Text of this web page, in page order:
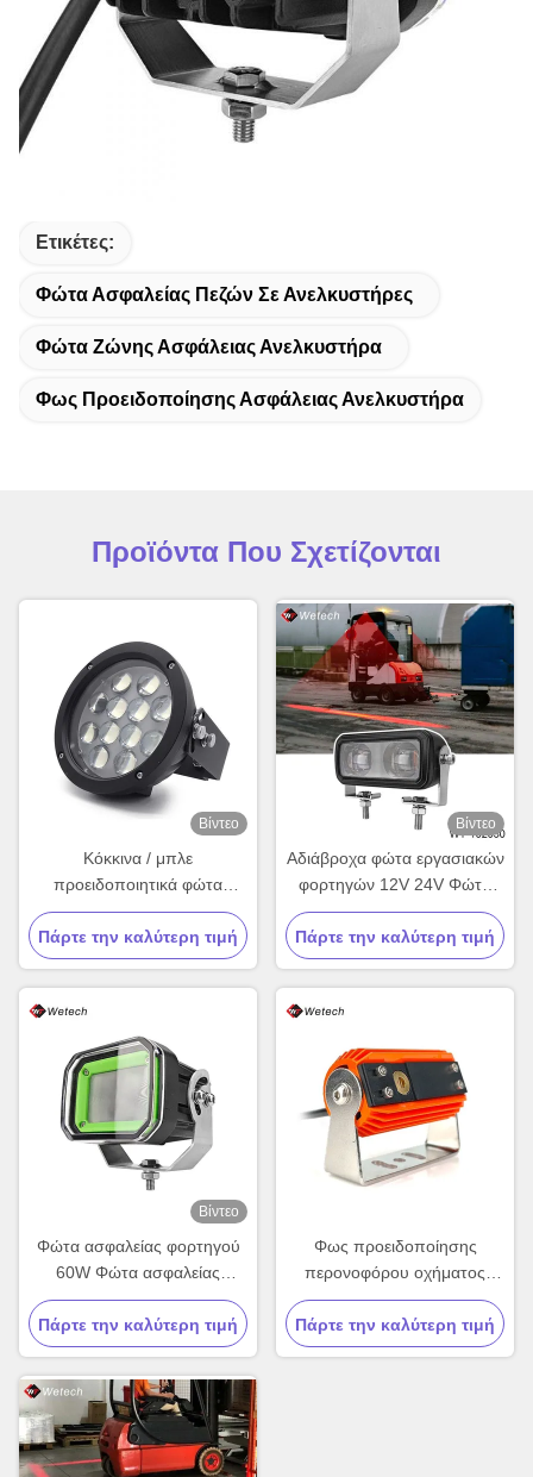
Ετικέτες:
Φώτα Ασφαλείας Πεζών Σε Ανελκυστήρες
Φώτα Ζώνης Ασφάλειας Ανελκυστήρα
Φως Προειδοποίησης Ασφάλειας Ανελκυστήρα
Προϊόντα Που Σχετίζονται
Βίντεο
Κόκκινα / μπλε
προειδοποιητικά φώτα
γερανού
Πάρτε την καλύτερη τιμή
Βίντεο
Αδιάβροχα φώτα εργασιακών
φορτηγών 12V 24V Φώτα
ασφάλειας πεζών φορτηγών
30W
Πάρτε την καλύτερη τιμή
Βίντεο
Φώτα ασφαλείας φορτηγού
60W Φώτα ασφαλείας
αποθήκης IP67
Πάρτε την καλύτερη τιμή
Φως προειδοποίησης
περονοφόρου οχήματος
IPX4 αδιάβροχο 10-110V DC
με περίβλημα από χυτό
αλουμίνιο και δέσμη γραμμής
Πάρτε την καλύτερη τιμή